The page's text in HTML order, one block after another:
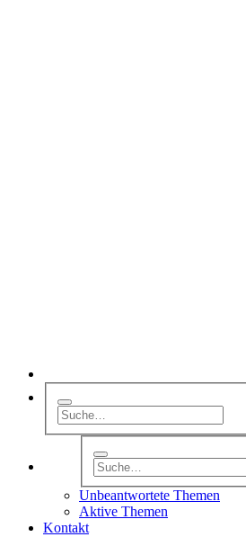
Unbeantwortete Themen
Aktive Themen
Kontakt